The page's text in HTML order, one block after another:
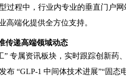
过程中，行业内专业的垂直门户
高端化提供全方位支持。
传递高端领域动态
” 专属资讯板块，实时跟踪创新药
布 “GLP-1 中间体技术进展”“固